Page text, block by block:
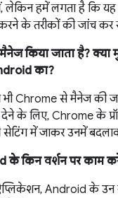
लेकिन हमें लगता है कि
के तरीकों की जांच कर
किया जाता है?
का?
भी Chrome से मैनेज की
के लिए, Chrome के
में जाकर उनमें
के किन वर्शन पर काम
ऐप्लिकेशन, Android के उन